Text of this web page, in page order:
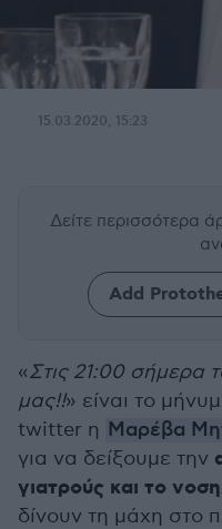
15.03.2020, 15:23
Δείτε περισσότερα
Add
«Στις 21:00 σήμερα
μας!!» είναι το
twitter η Μαρέβα
για να δείξουμε την
γιατρούς και το
δίνουν τη μάχη στο